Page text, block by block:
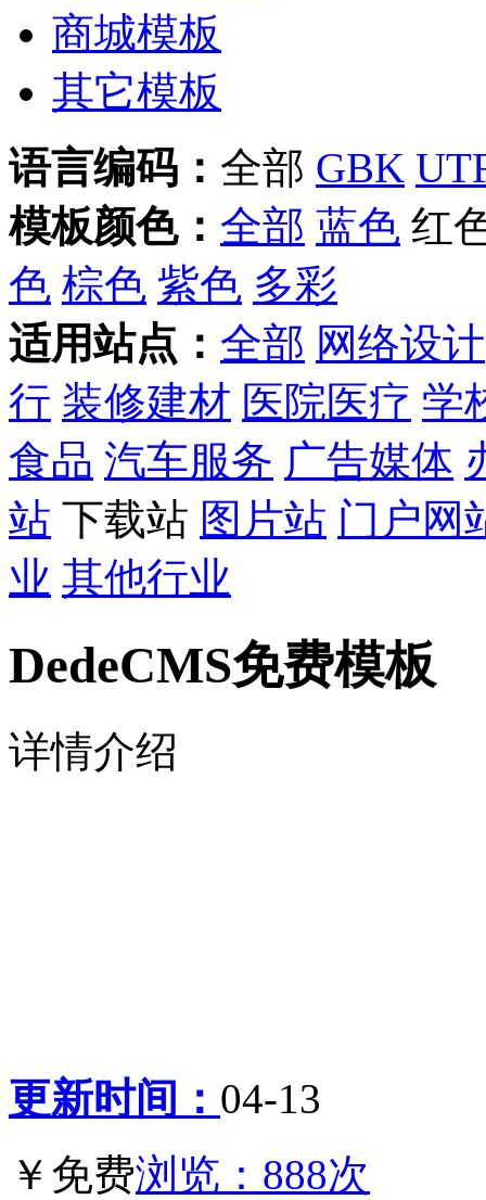
商城模板
其它模板
语言编码： 全部 GBK
模板颜色： 全部 蓝色 红
色 棕色 紫色 多彩
适用站点： 全部 网络设计
行 装修建材 医院医疗 学
食品 汽车服务 广告媒体
站 下载站 图片站 门户网
业 其他行业
DedeCMS免费模板
详情介绍
更新时间： 04-13
￥免费浏览：888次